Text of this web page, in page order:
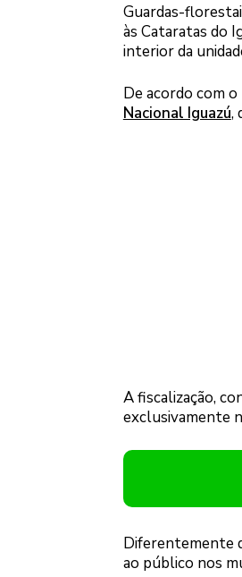
Guardas-
às Cataratas do
interior da
De acordo com
Nacional Iguazú,
A fiscalização,
exclusivamente
Diferentemente
ao público nos